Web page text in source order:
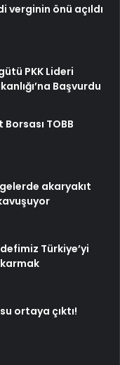
verginin önü açıldı
PKK Lideri
Başvurdu
TOBB
akaryakıt
Türkiye’yi
ortaya çıktı!